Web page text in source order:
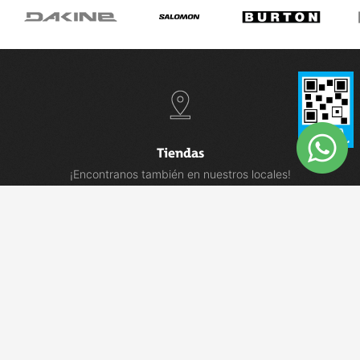
Tiendas
¡Encontranos también en nuestros locales!